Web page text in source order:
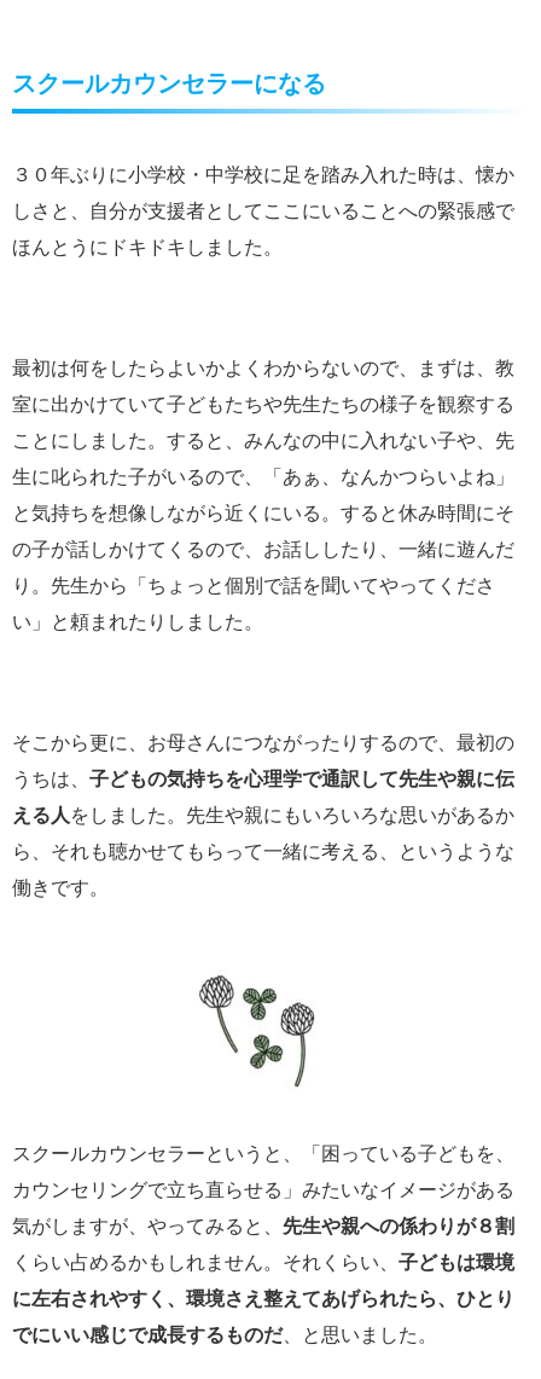
スクールカウンセラーになる
３０年ぶりに小学校・中学校に足を踏み入れた時は、懐か
しさと、自分が支援者としてここにいることへの緊張感で
ほんとうにドキドキしました。
最初は何をしたらよいかよくわからないので、まずは、教
室に出かけていて子どもたちや先生たちの様子を観察する
ことにしました。すると、みんなの中に入れない子や、先
生に叱られた子がいるので、「あぁ、なんかつらいよね」
と気持ちを想像しながら近くにいる。すると休み時間にそ
の子が話しかけてくるので、お話ししたり、一緒に遊んだ
り。先生から「ちょっと個別で話を聞いてやってくださ
い」と頼まれたりしました。
そこから更に、お母さんにつながったりするので、最初の
うちは、 子どもの気持ちを心理学で通訳して先生や親に伝
える人 をしました。先生や親にもいろいろな思いがあるか
ら、それも聴かせてもらって一緒に考える、というような
働きです。
スクールカウンセラーというと、「困っている子どもを、
カウンセリングで立ち直らせる」みたいなイメージがある
気がしますが、やってみると、 先生や親への係わりが８割
くらい占めるかもしれません。それくらい、 子どもは環境
に左右されやすく、環境さえ整えてあげられたら、ひとり
でにいい感じで成長するものだ、と思いました。